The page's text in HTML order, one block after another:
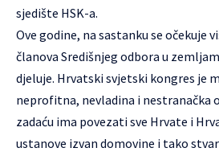
sjedište HSK-a.
Ove godine, na sastanku se očekuje
članova Središnjeg odbora u
djeluje. Hrvatski svjetski kongres je
neprofitna, nevladina i nestranačka
zadaću ima povezati sve Hrvate i
ustanove izvan domovine i tako